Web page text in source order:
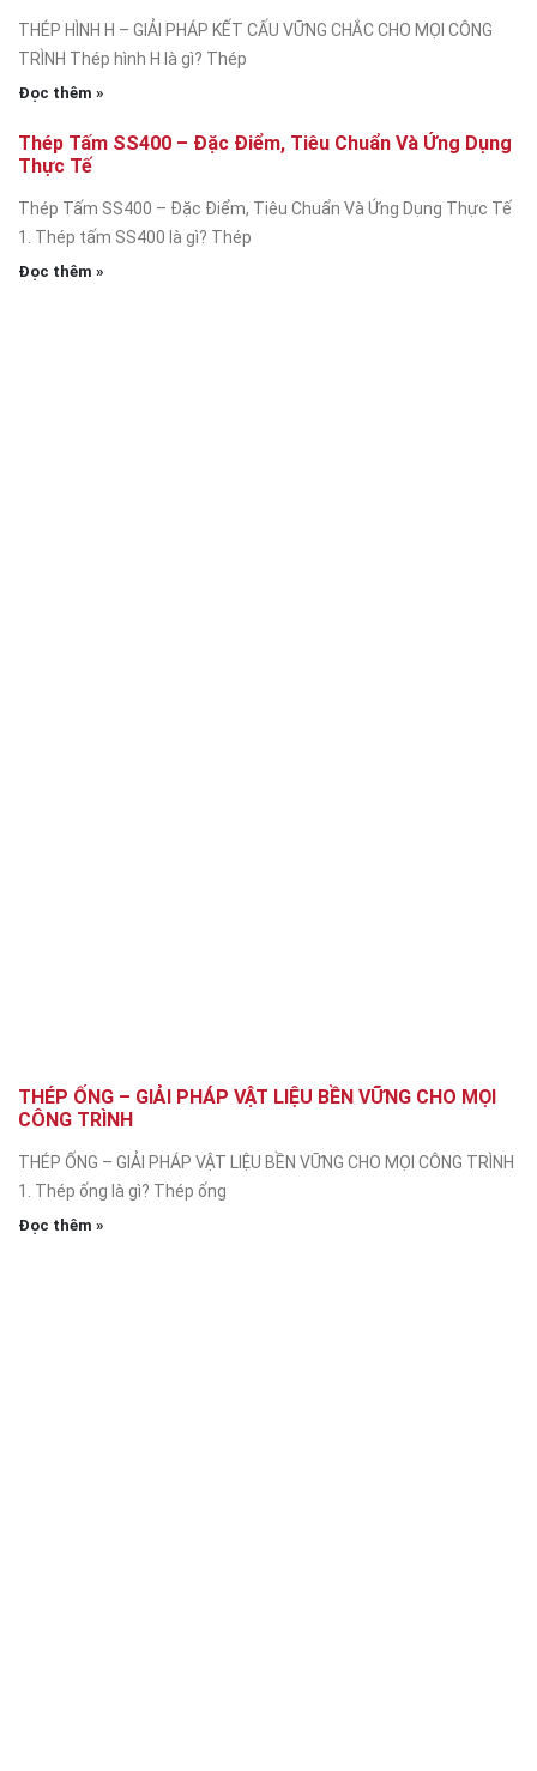
THÉP HÌNH H – GIẢI PHÁP KẾT CẤU VỮNG CHẮC CHO MỌI CÔNG
TRÌNH Thép hình H là gì? Thép
Đọc thêm »
Thép Tấm SS400 – Đặc Điểm, Tiêu Chuẩn Và Ứng Dụng
Thực Tế
Thép Tấm SS400 – Đặc Điểm, Tiêu Chuẩn Và Ứng Dụng Thực Tế
1. Thép tấm SS400 là gì? Thép
Đọc thêm »
THÉP ỐNG – GIẢI PHÁP VẬT LIỆU BỀN VỮNG CHO MỌI
CÔNG TRÌNH
THÉP ỐNG – GIẢI PHÁP VẬT LIỆU BỀN VỮNG CHO MỌI CÔNG TRÌNH
1. Thép ống là gì? Thép ống
Đọc thêm »